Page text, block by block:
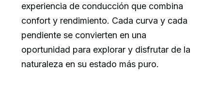
experiencia de conducción que combina
confort y rendimiento. Cada curva y cada
pendiente se convierten en una
oportunidad para explorar y disfrutar de la
naturaleza en su estado más puro.